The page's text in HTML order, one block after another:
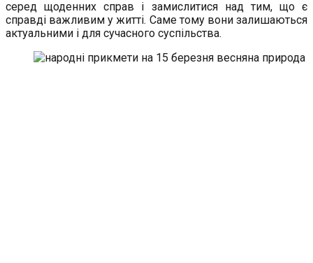
серед щоденних справ і замислитися над тим, що є
справді важливим у житті. Саме тому вони залишаються
актуальними і для сучасного суспільства.